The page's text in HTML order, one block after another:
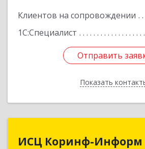
Клиентов на сопровождении
1С:Специалист
Отправить
Показать
Отправить
Назад
ИСЦ Коринф-Информ
ИСЦ